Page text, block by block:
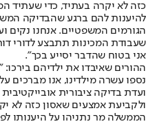
כזה לא יקרה בעתיד, כדי שעתיד
להיענות להם ברגע שהבדיקה
הגורמים המשפטיים. אנחנו נקים
שעבודת המכינות תתבצע לדורי
אני בטוח שהדבר יסייע בכך".
ההורים שאיבדו את ילדיהם בירכו:
נספו עשרה מילדינו, אנו
ועדת בדיקה ציבורית
ולקביעת אמצעים שאסון כזה לא
הממשלה מר נתניהו על היענותו